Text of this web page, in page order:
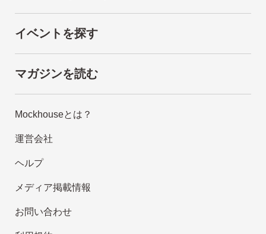
イベントを探す
マガジンを読む
Mockhouseとは？
運営会社
ヘルプ
メディア掲載情報
お問い合わせ